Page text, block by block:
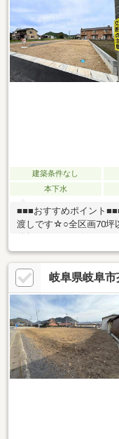
店 徒歩約7分ファミリ
様へ■■■弊社でも当て
合わせください！
建築条件なし
本下水
■■■おすすめポイント
渡しです☆○全区画70坪
イオンタウン各務原ま
める近さです♪○小中学
です！■■■周辺環境■■■
校 徒歩約14分イオン
店 徒歩約7分ファミリ
様へ■■■弊社でも当て込
合わせください！
岐阜県岐阜市